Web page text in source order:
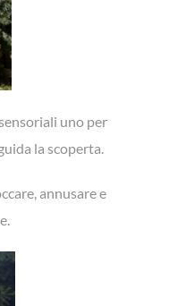
uno per
la scoperta.
annusare e